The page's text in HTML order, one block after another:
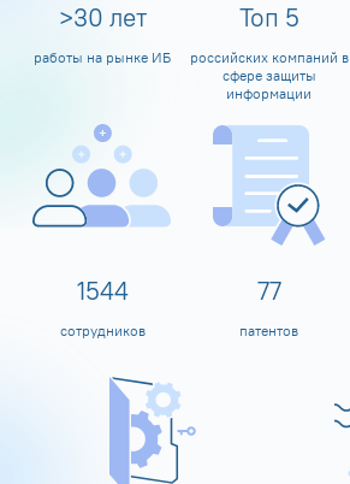
>30 лет
работы на рынке ИБ
Топ 5
российских компаний в
сфере защиты
информации
1600
сотрудников
80
патентов